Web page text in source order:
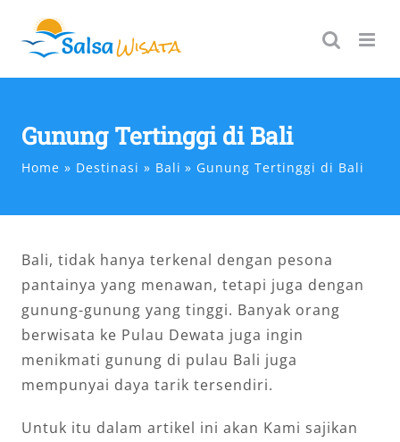
content
Gunung Tertinggi di Bali
Home Destinasi Bali Gunung Tertinggi di Bali
Bali, tidak hanya terkenal dengan pesona
pantainya yang menawan, tetapi juga dengan
gunung-gunung yang tinggi. Banyak orang
berwisata ke Pulau Dewata juga ingin
menikmati gunung di pulau Bali juga
mempunyai daya tarik tersendiri.
Untuk itu dalam artikel ini akan Kami sajikan